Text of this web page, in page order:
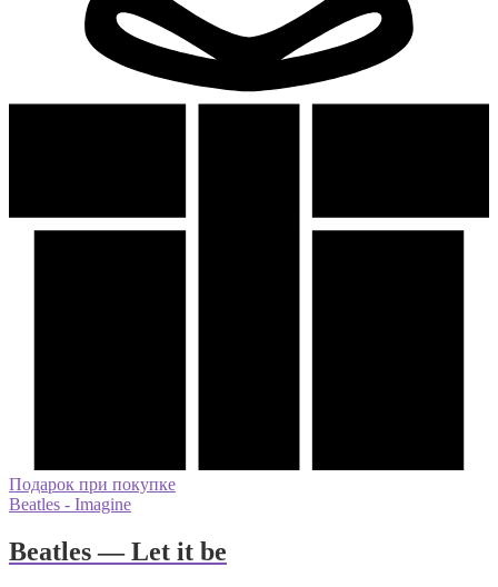
Подарок при покупке
Beatles - Imagine
Beatles — Let it be